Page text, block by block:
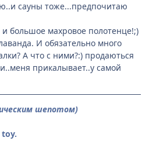
сауны тоже...предпочитаю
большое махровое полотенце!;)
И обязательно много
А что с ними?:) продаються
прикалывает..у самой
шепотом)